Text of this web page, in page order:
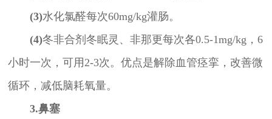
(3)水化氯醛每次60mg/kg灌肠。
(4)冬非合剂冬眠灵、非那更每次各0.5-1mg/kg，6
小时一次，可用2-3次。优点是解除血管痉挛，改善微
循环，减低脑耗氧量。
3.鼻塞